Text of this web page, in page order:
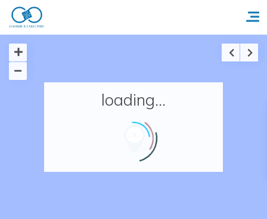
Accueil
Nos adresses en France
loading...